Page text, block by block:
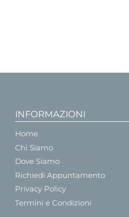
INFORMAZIONI
Home
Chi Siamo
Dove Siamo
Richiedi Appuntamento
Privacy Policy
Termini e Condizioni